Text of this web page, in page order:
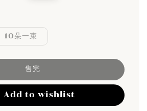
10朵一束
售完
Add to wishlist